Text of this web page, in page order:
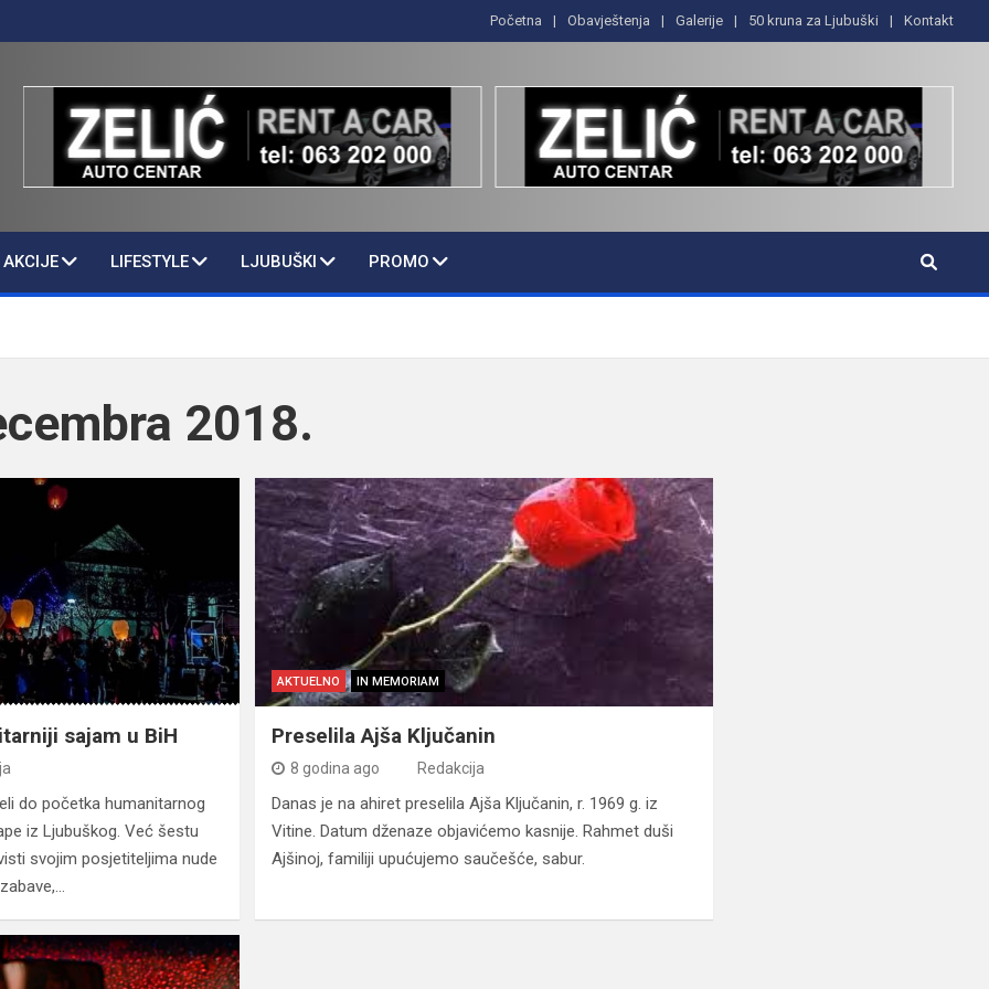
Početna Obavještenja Galerije 50 kruna za Ljubuški Kontakt
LIFESTYLE LJUBUŠKI PROMO
2018.
sajam u BiH
do početka humanitarnog
iz Ljubuškog. Već šestu
svojim posjetiteljima nude
AKTUELNO IN MEMORIAM
Preselila Ajša Ključanin
8 godina ago Redakcija
Danas je na ahiret preselila Ajša Ključanin, r. 1969 g. iz
Vitine. Datum dženaze objavićemo kasnije. Rahmet duši
Ajšinoj, familiji upućujemo saučešće, sabur.